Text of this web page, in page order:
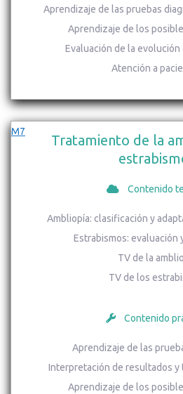
Aprendizaje de las pruebas
Aprendizaje de los
Evaluación de la
Atención a
M7
Tratamiento de la
Contenido
Ambliopía: clasificación y
Estrabismos: evaluación
TV de la
TV de los
Contenido
Aprendizaje de las
Interpretación de resultados y
Aprendizaje de los